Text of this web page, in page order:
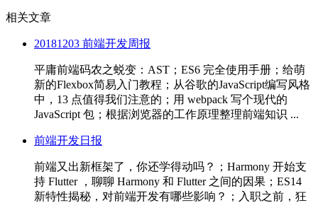
相关文章
20181203 前端开发周报
平庸前端码农之蜕变：AST；ES6 完全使用手册；给萌
新的Flexbox简易入门教程；从谷歌的JavaScript编写风格
中，13 点值得我们注意的；用 webpack 写个现代的
JavaScript 包；根据浏览器的工作原理整理前端知识 ...
前端开发日报
前端又出新框架了，你还学得动吗？；Harmony 开始支
持 Flutter ，聊聊 Harmony 和 Flutter 之间的因果；ES14
新特性揭秘，对前端开发有哪些影响？；入职之前，狂